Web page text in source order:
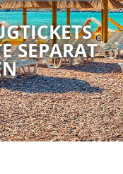
SEPARAT